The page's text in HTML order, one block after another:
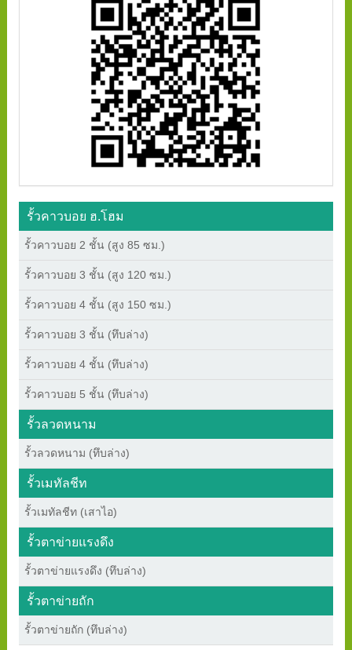
รั้วคาวบอย ฮ.โฮม
รั้วคาวบอย 2 ชั้น (สูง 85 ซม.)
รั้วคาวบอย 3 ชั้น (สูง 120 ซม.)
รั้วคาวบอย 4 ชั้น (สูง 150 ซม.)
รั้วคาวบอย 3 ชั้น (ทึบล่าง)
รั้วคาวบอย 4 ชั้น (ทึบล่าง)
รั้วคาวบอย 5 ชั้น (ทึบล่าง)
รั้วลวดหนาม
รั้วลวดหนาม (ทึบล่าง)
รั้วเมทัลชีท
รั้วเมทัลชีท (เสาไอ)
รั้วตาข่ายแรงดึง
รั้วตาข่ายแรงดึง (ทึบล่าง)
รั้วตาข่ายถัก
รั้วตาข่ายถัก (ทึบล่าง)